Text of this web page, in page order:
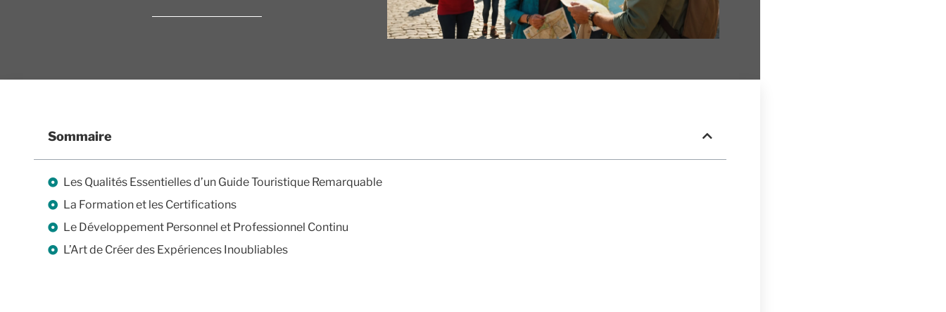
Sommaire
Les Qualités Essentielles d’un Guide Touristique Remarquable
La Formation et les Certifications
Le Développement Personnel et Professionnel Continu
L’Art de Créer des Expériences Inoubliables